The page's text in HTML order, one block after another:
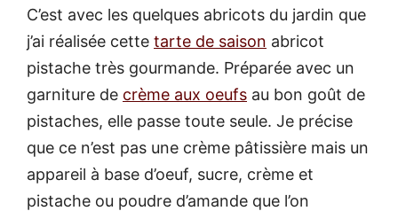
C’est avec les quelques abricots du jardin que
j’ai réalisée cette tarte de saison abricot
pistache très gourmande. Préparée avec un
garniture de crème aux oeufs au bon goût de
pistaches, elle passe toute seule. Je précise
que ce n’est pas une crème pâtissière mais un
appareil à base d’oeuf, sucre, crème et
pistache ou poudre d’amande que l’on